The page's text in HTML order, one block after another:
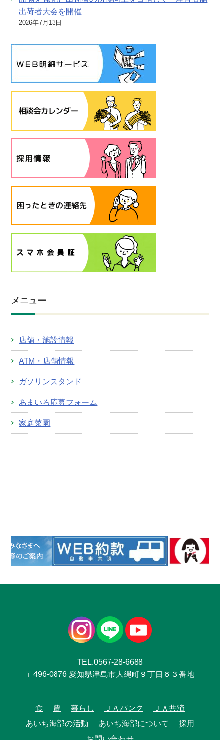
出荷者大会を開催
2026年7月13日
メニュー
店舗・施設情報
ATM・店舗情報
ガソリンスタンド
あまいろ応募フォーム
家庭菜園
TEL.0567-28-6688
〒496-0876 愛知県津島市大縄町９丁目６３番地
食 農 暮らし ＪＡバンク
ＪＡ共済
あいち海部の活動
あいち海部について
採用